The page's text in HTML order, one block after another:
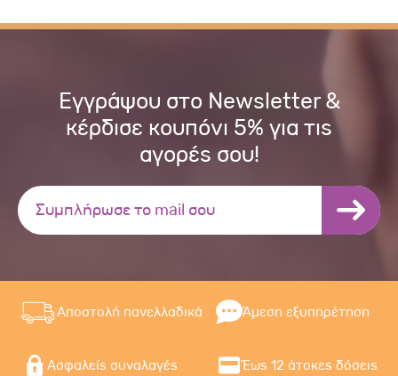
Εγγράψου στο Newsletter &
κέρδισε κουπόνι 5% για τις
αγορές σου!
Αποστολή πανελλαδικά Άμεση εξυπηρέτηση
Ασφαλείς συναλαγές Έως 12 άτοκες δόσεις